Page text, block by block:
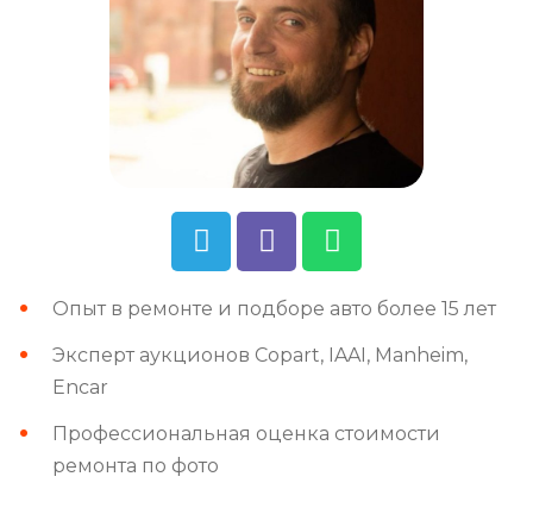
Опыт в ремонте и подборе авто более 15 лет
Эксперт аукционов Copart, IAAI, Manheim,
Encar
Профессиональная оценка стоимости
ремонта по фото